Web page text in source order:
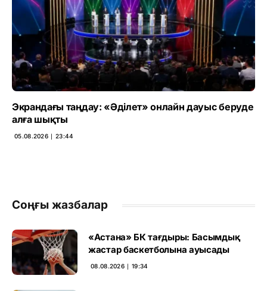
Экрандағы таңдау: «Әділет» онлайн дауыс беруде
алға шықты
05.08.2026 ∣ 23:44
Соңғы жазбалар
«Астана» БК тағдыры: Басымдық
жастар баскетболына ауысады
08.08.2026 ∣ 19:34